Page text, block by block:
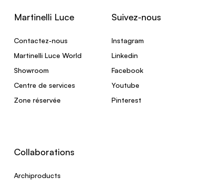
Martinelli Luce
Contactez-nous
Martinelli Luce World
Showroom
Centre de services
Zone réservée
Suivez-nous
Instagram
Linkedin
Facebook
Youtube
Pinterest
Collaborations
Archiproducts